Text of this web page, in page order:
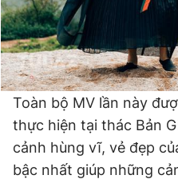
Toàn bộ MV lần này
thực hiện tại thác Bản
cảnh hùng vĩ, vẻ đẹp
bậc nhất giúp những